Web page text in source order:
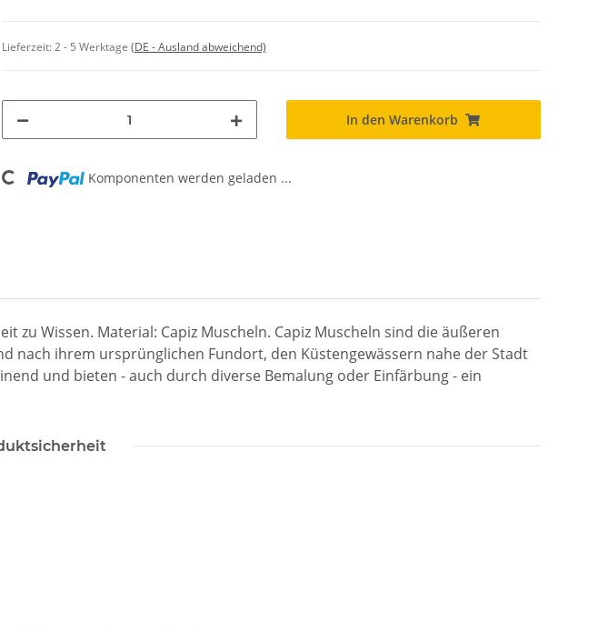
Lieferzeit:2 - 5 Werktage (DE - Ausland abweichend)
In den Warenkorb
Loading... Komponenten werden geladen ...
zu Wissen. Material: Capiz Muscheln. Capiz Muscheln sind die äußeren
nach ihrem ursprünglichen Fundort, den Küstengewässern nahe der Stadt
und bieten - auch durch diverse Bemalung oder Einfärbung - ein